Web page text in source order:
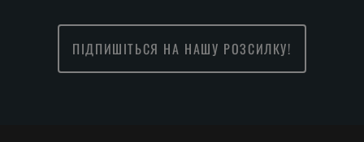
ПІДПИШІТЬСЯ НА НАШУ РОЗСИЛКУ!